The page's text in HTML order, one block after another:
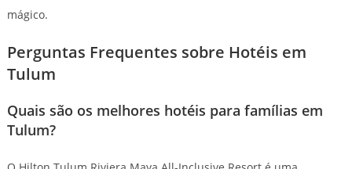
mágico.
Perguntas Frequentes sobre Hotéis em
Tulum
Quais são os melhores hotéis para famílias em
Tulum?